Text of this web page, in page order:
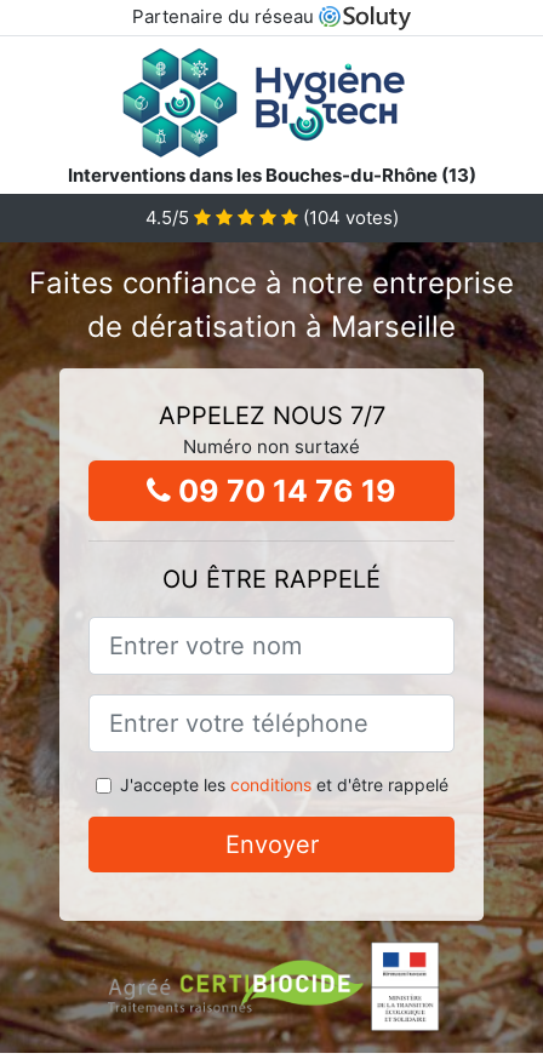
Partenaire du réseau
Interventions dans les Bouches-du-Rhône (13)
4.5/5
(104 votes)
Faites confiance à notre entreprise
de dératisation à Marseille
APPELEZ NOUS 7/7
Numéro non surtaxé
09 70 14 76 19
OU ÊTRE RAPPELÉ
J'accepte les conditionset d'être rappelé
Envoyer